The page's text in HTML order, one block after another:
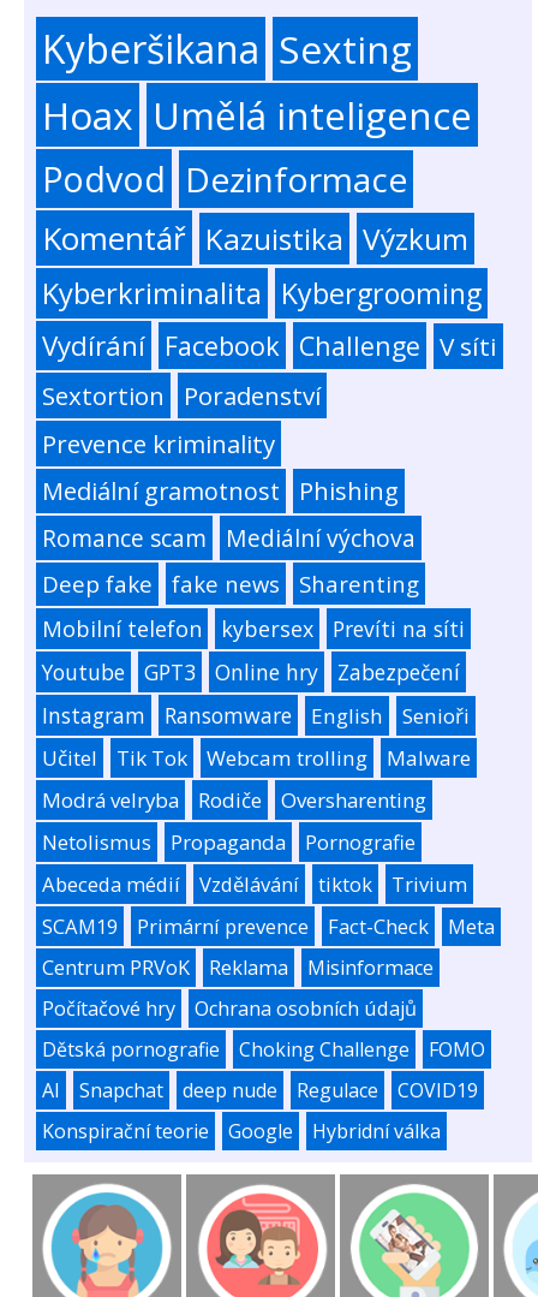
Kyberšikana Sexting
Hoax Umělá inteligence
Podvod Dezinformace
Komentář Kazuistika Výzkum
Kyberkriminalita Kybergrooming
Vydírání Facebook Challenge
V síti
Sextortion
Poradenství
Prevence kriminality
Mediální gramotnost
Phishing
Romance scam
Mediální výchova
Deep fake fake news Sharenting
Mobilní telefon kybersex
Prevíti na síti
Youtube
GPT3 Online hry
Zabezpečení
Instagram
Ransomware English
Senioři
Učitel
Tik Tok Webcam trolling
Malware
Modrá velryba
Rodiče
Oversharenting
Netolismus
Propaganda
Pornografie
Abeceda médií
Vzdělávání tiktok
Trivium
SCAM19
Primární prevence Fact-Check
Meta
Centrum PRVoK
Reklama
Misinformace
Počítačové hry
Ochrana osobních údajů
Dětská pornografie
Choking Challenge
FOMO
AI
Snapchat deep nude Regulace
COVID19
Konspirační teorie
Google Hybridní válka